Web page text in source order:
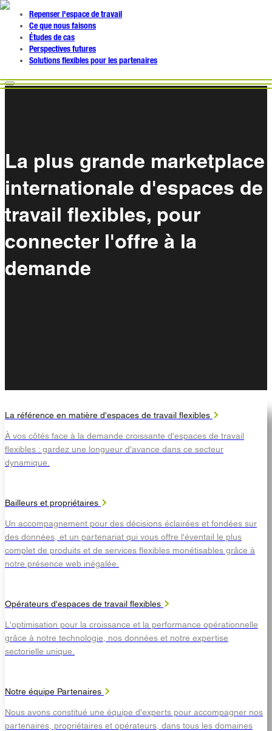
Repenser l'espace de travail
Ce que nous faisons
Études de cas
Perspectives futures
Solutions flexibles pour les partenaires
La plus grande marketplace
internationale d'espaces de
travail flexibles, pour
connecter l'offre à la
demande
La référence en matière d'espaces de travail flexibles
À vos côtés face à la demande croissante d'espaces de travail
flexibles : gardez une longueur d'avance dans ce secteur
dynamique.
Bailleurs et propriétaires
Un accompagnement pour des décisions éclairées et fondées sur
des données, et un partenariat qui vous offre l'éventail le plus
complet de produits et de services flexibles monétisables grâce à
notre présence web inégalée.
Opérateurs d'espaces de travail flexibles
L'optimisation pour la croissance et la performance opérationnelle
grâce à notre technologie, nos données et notre expertise
sectorielle unique.
Notre équipe Partenaires
Nous avons constitué une équipe d'experts pour accompagner nos
partenaires, propriétaires et opérateurs, dans tous les domaines